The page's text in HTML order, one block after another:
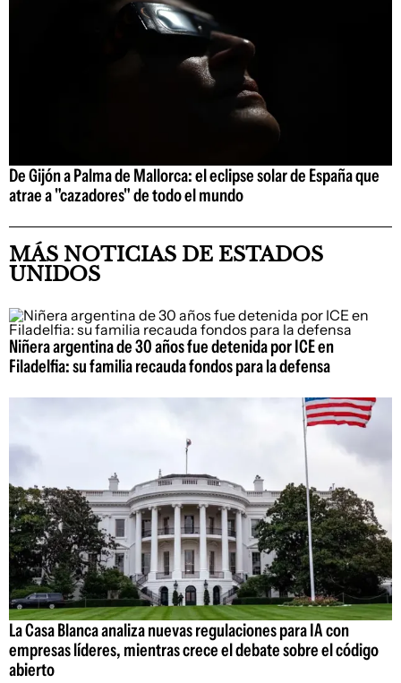
De Gijón a Palma de Mallorca: el eclipse solar de España que
atrae a "cazadores" de todo el mundo
MÁS NOTICIAS DE ESTADOS
UNIDOS
Niñera argentina de 30 años fue detenida por ICE en
Filadelfia: su familia recauda fondos para la defensa
La Casa Blanca analiza nuevas regulaciones para IA con
empresas líderes, mientras crece el debate sobre el código
abierto